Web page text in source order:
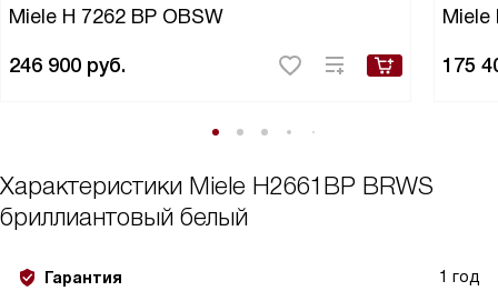
Miele H 7262 BP OBSW
246 900 руб.
Miele
175
Характеристики Miele H2661BP BRWS
бриллиантовый белый
Гарантия 1 год